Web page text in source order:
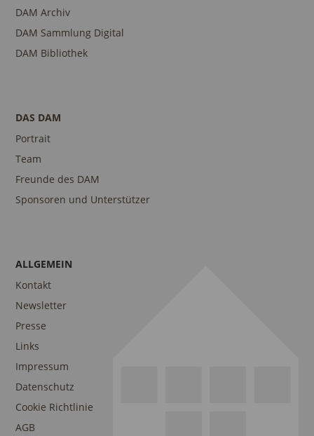
DAM Archiv
DAM Sammlung Digital
DAM Bibliothek
DAS DAM
Portrait
Team
Freunde des DAM
Sponsoren und Unterstützer
ALLGEMEIN
Kontakt
Newsletter
Presse
Links
Impressum
Datenschutz
Cookie Richtlinie
AGB